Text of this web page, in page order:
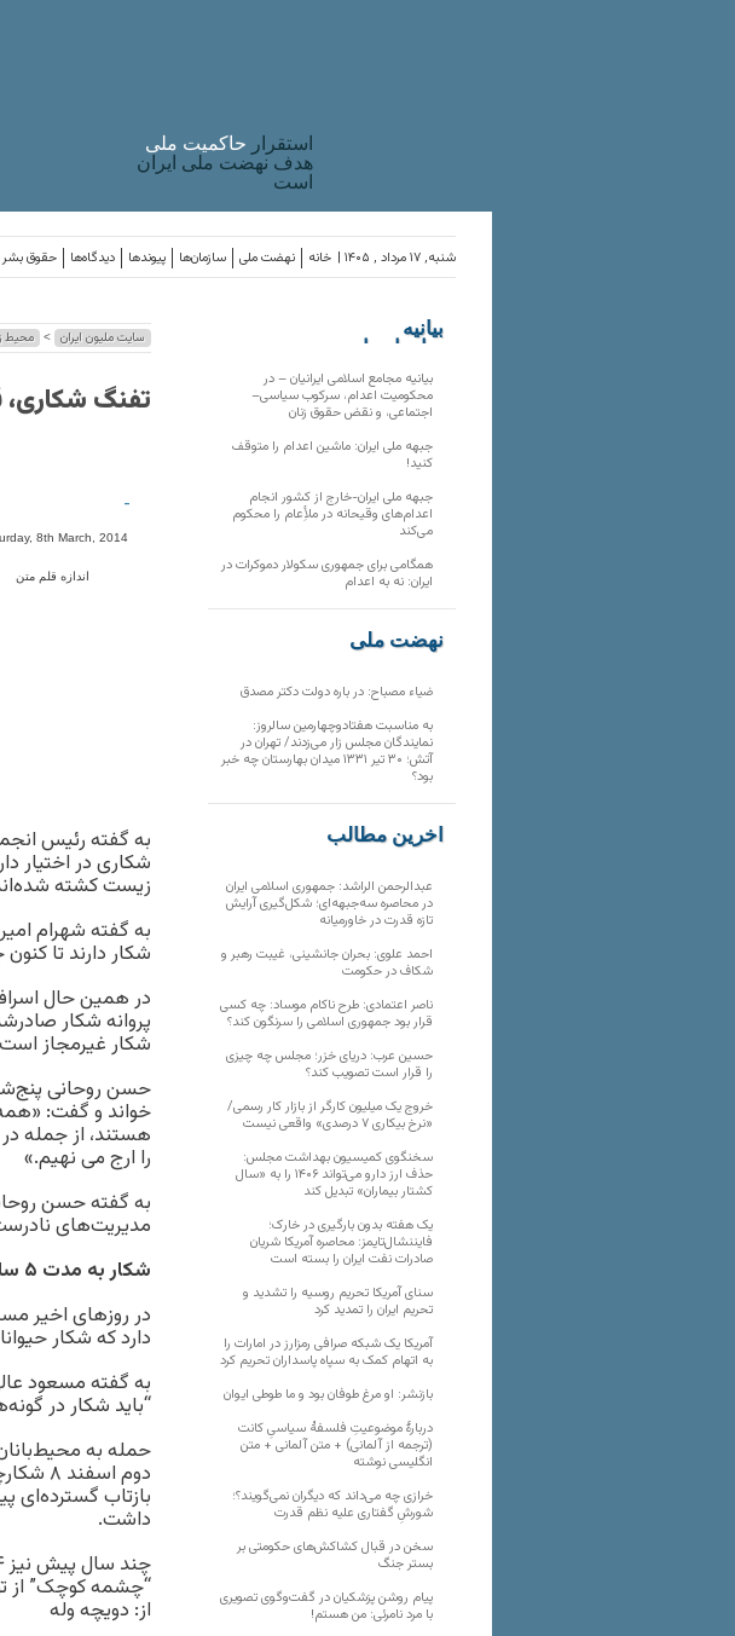
استقرار حاکميت ملی
هدف نهضت ملی ایران
است
حقوق بشر دیدگاه‌ها پیوندها سازمان‌ها نهضت ملی خانه شنبه, ۱۷ مرداد , ۱۴۰۵ |
سایت ملیون ایران > محیط
تفنگ شکاری، قاتل ۱۱۶
-
8th March, 2014
اندازه قلم متن
شکاری در اختیار
زیست کشته
به گفته شهرام
شکار دارند تا کنون جان ۱۱۶ محیط بان را در
پروانه شکار
شکار غیرمجاز است. به گفته او در
خواند و گفت:
هستند، از جمله
را ارج می نهیم.»
مدیریت‌های
شکار به مدت ۵ سال در ایران ممنوع می‌شود
در روزهای اخیر
دارد که شکار حیوانات به مدت ۵ سال و شکار
به گفته مسعود
“باید شکار در گونه‌های مختلف
حمله به محیط‌بانان
دوم
بازتاب گسترده‌ای
داشت.
“چشمه کوچک” از
از: دويچه وله
بیانیه
سازمان‌های
بیانیه مجامع اسلامی ایرانیان – در
محکومیت اعدام، سرکوب سیاسی–
اجتماعی، و نقض حقوق زنان
جبهه ملی ایران: ماشین اعدام را متوقف
کنید!
جبهه ملی ایران-خارج از کشور انجام
اعدام‌های وقیحانه در ملأِعام را محکوم
می‌کند
همگامی برای جمهوری سکولار دموکرات در
ایران: نه به اعدام
نهضت ملی
ضیاء مصباح: در باره دولت دکتر مصدق
به مناسبت هفتادوچهارمین سالروز:
نمایندگان مجلس زار می‌زدند/ تهران در
آتش؛ ۳۰ تیر ۱۳۳۱ میدان بهارستان چه خبر
بود؟
آخرین مطالب
عبدالرحمن الراشد: جمهوری اسلامی ایران
در محاصره سه‌جبهه‌ای؛ شکل‌گیری آرایش
تازه قدرت در خاورمیانه
احمد علوی: بحران جانشینی، غیبت رهبر و
شکاف در حکومت
ناصر اعتمادی: طرح ناکام موساد: چه کسی
قرار بود جمهوری اسلامی را سرنگون کند؟
حسین عرب: دریای خزر؛ مجلس چه چیزی
را قرار است تصویب کند؟
خروج یک میلیون کارگر از بازار کار رسمی/
«نرخ بیکاری ۷ درصدی» واقعی نیست
سخنگوی کمیسیون بهداشت مجلس:
حذف ارز دارو می‌تواند ۱۴۰۶ را به «سال
کشتار بیماران» تبدیل کند
یک هفته بدون بارگیری در خارک؛
فایننشال‌تایمز: محاصره آمریکا شریان
صادرات نفت ایران را بسته است
سنای آمریکا تحریم روسیه را تشدید و
تحریم ایران را تمدید کرد
آمریکا یک شبکه صرافی رمزارز در امارات را
به اتهام کمک به سپاه پاسداران تحریم کرد
بازنشر: او مرغ طوفان بود و ما طوطی ایوان
دربارهٔ موضوعیتِ فلسفهٔ سیاسیِ کانت
(ترجمه از آلمانی) + متن آلمانی + متن
انگلیسی نوشته
خرازی چه می‌داند که دیگران نمی‌گویند؟؛
شورشِ گفتاری علیه نظم قدرت
سخن در قبال کشاکش‌های حکومتی بر
بستر جنگ
پیام روشن پزشکیان در گفت‌و‌گوی تصویری
با مرد نامرئی: من هستم!